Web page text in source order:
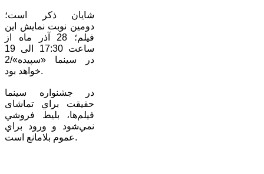
شایان ذکر است؛
دومین نوبت نمایش این
فیلم؛ 28 آذر ماه از
ساعت 17:30 الی 19
در سینما «سپیده»/2
خواهد بود.
در جشنواره سينما
حقيقت براي تماشای
فيلم‌ها، بليط فروشي
نمي‌شود و ورود براي
عموم بلامانع است.